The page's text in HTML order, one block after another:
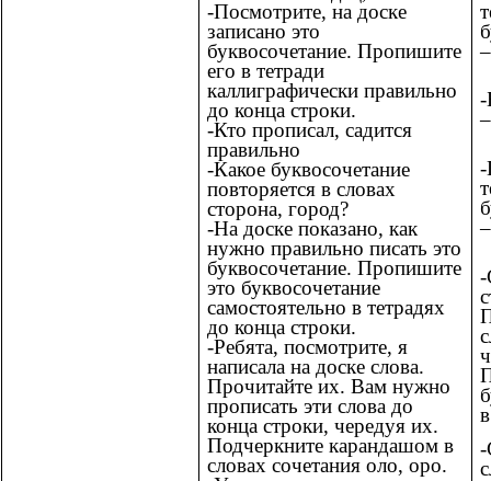
-Посмотрите, на доске
записано это
буквосочетание. Пропишите
его в тетради
каллиграфически правильно
до конца строки.
-Кто прописал, садится
правильно
-Какое буквосочетание
повторяется в словах
сторона, город?
-На доске показано, как
нужно правильно писать это
буквосочетание. Пропишите
это буквосочетание
самостоятельно в тетрадях
до конца строки.
-Ребята, посмотрите, я
написала на доске слова.
Прочитайте их. Вам нужно
прописать эти слова до
конца строки, чередуя их.
Подчеркните карандашом в
словах сочетания оло, оро.
-
-
-
-